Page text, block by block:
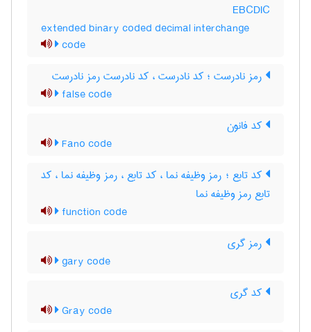
EBCDIC
extended binary coded decimal interchange
code
رمز نادرست ؛ کد نادرست ، کد نادرست رمز نادرست
false code
کد فانون
Fano code
کد تابع ؛ رمز وظیفه نما ، کد تابع ، رمز وظیفه نما ، کد
تابع رمز وظیفه نما
function code
رمز گری
gary code
کد گری
Gray code